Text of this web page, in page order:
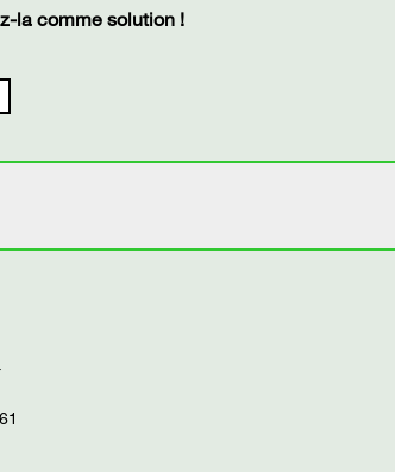
la comme solution !